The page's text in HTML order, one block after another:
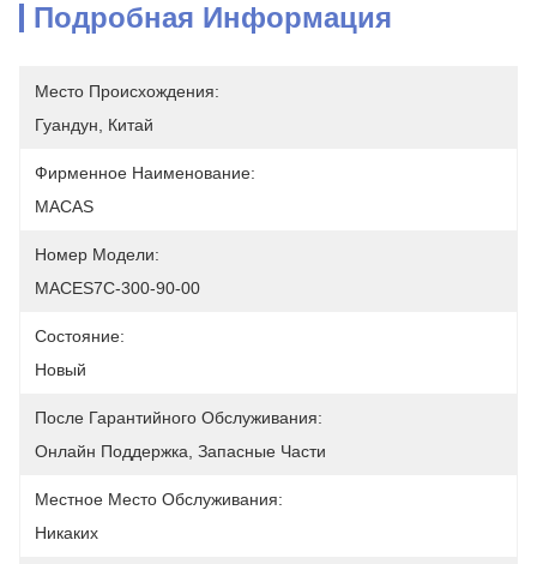
Подробная Информация
Место Происхождения:
Гуандун, Китай
Фирменное Наименование:
MACAS
Номер Модели:
MACES7C-300-90-00
Состояние:
Новый
После Гарантийного Обслуживания:
Онлайн Поддержка, Запасные Части
Местное Место Обслуживания:
Никаких